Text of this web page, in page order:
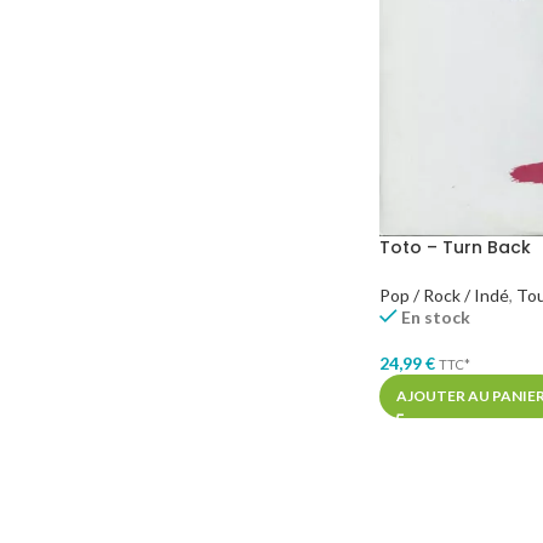
Toto – Turn Back
Pop / Rock / Indé,
En stock
24,99€ TTC*
AJOUTER AU